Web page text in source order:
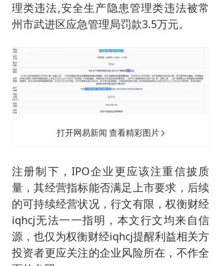
理类违法,安全生产隐患管理类违法被常
州市武进区应急管理局罚款3.5万元。
打开网易新闻 查看精彩图片
注册制下，IPO企业更应该注重信披质
量，其经营指标能否满足上市要求，后续
的可持续经营状况，行文有限，权衡财经
iqhcj无法一一指明，本文行文均来自信
源，也仅为权衡财经iqhcj提醒利益相关方
投资者更应关注的企业风险所在，不作全